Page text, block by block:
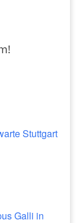
Stuttgart
Galli in